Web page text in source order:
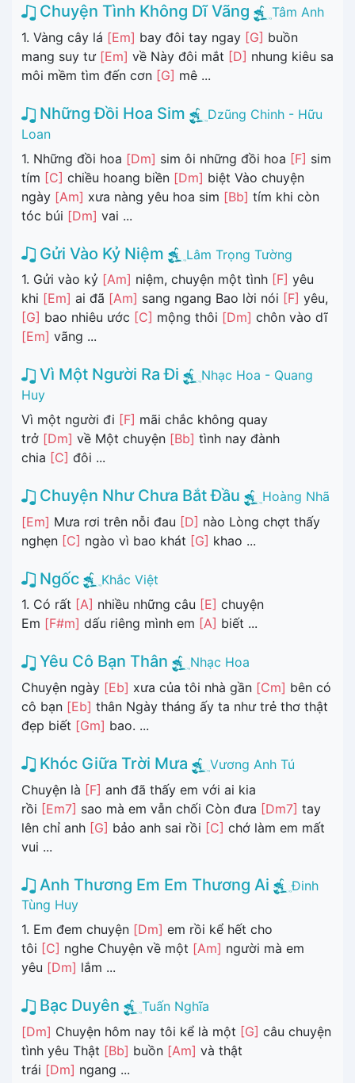
Chuyện Tình Không Dĩ Vãng
Tâm Anh
1. Vàng cây lá [Em] bay đôi tay ngay [G] buồn
mang suy tư [Em] về Này đôi mắt [D] nhung kiêu sa
môi mềm tìm đến cơn [G] mê ...
Những Đồi Hoa Sim
Dzũng Chinh - Hữu
Loan
1. Những đồi hoa [Dm] sim ôi những đồi hoa [F] sim
tím [C] chiều hoang biền [Dm] biệt Vào chuyện
ngày [Am] xưa nàng yêu hoa sim [Bb] tím khi còn
tóc búi [Dm] vai ...
Gửi Vào Kỷ Niệm
Lâm Trọng Tường
1. Gửi vào kỷ [Am] niệm, chuyện một tình [F] yêu
khi [Em] ai đã [Am] sang ngang Bao lời nói [F] yêu,
[G] bao nhiêu ước [C] mộng thôi [Dm] chôn vào dĩ
[Em] vãng ...
Vì Một Người Ra Đi
Nhạc Hoa - Quang
Huy
Vì một người đi [F] mãi chắc không quay
trở [Dm] về Một chuyện [Bb] tình nay đành
chia [C] đôi ...
Chuyện Như Chưa Bắt Đầu
Hoàng Nhã
[Em] Mưa rơi trên nỗi đau [D] nào Lòng chợt thấy
nghẹn [C] ngào vì bao khát [G] khao ...
Ngốc
Khắc Việt
1. Có rất [A] nhiều những câu [E] chuyện
Em [F#m] dấu riêng mình em [A] biết ...
Yêu Cô Bạn Thân
Nhạc Hoa
Chuyện ngày [Eb] xưa của tôi nhà gần [Cm] bên có
cô bạn [Eb] thân Ngày tháng ấy ta như trẻ thơ thật
đẹp biết [Gm] bao. ...
Khóc Giữa Trời Mưa
Vương Anh Tú
Chuyện là [F] anh đã thấy em với ai kia
rồi [Em7] sao mà em vẫn chối Còn đưa [Dm7] tay
lên chỉ anh [G] bảo anh sai rồi [C] chớ làm em mất
vui ...
Anh Thương Em Em Thương Ai
Đinh
Tùng Huy
1. Em đem chuyện [Dm] em rồi kể hết cho
tôi [C] nghe Chuyện về một [Am] người mà em
yêu [Dm] lắm ...
Bạc Duyên
Tuấn Nghĩa
[Dm] Chuyện hôm nay tôi kể là một [G] câu chuyện
tình yêu Thật [Bb] buồn [Am] và thật
trái [Dm] ngang ...